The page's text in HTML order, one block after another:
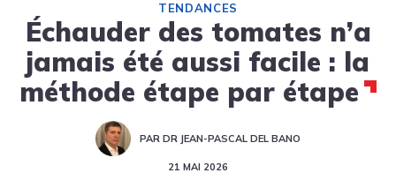
TENDANCES
Échauder des tomates n’a
jamais été aussi facile : la
méthode étape par étape
PAR DR JEAN-PASCAL DEL BANO
21 MAI 2026